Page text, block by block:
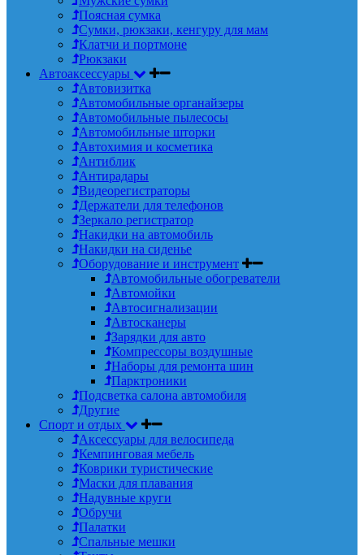
Поясная сумка
Сумки, рюкзаки, кенгуру для мам
Клатчи и портмоне
Рюкзаки
Автоаксессуары
Автовизитка
Автомобильные органайзеры
Автомобильные пылесосы
Автомобильные шторки
Автохимия и косметика
Антиблик
Антирадары
Видеорегистраторы
Держатели для телефонов
Зеркало регистратор
Накидки на автомобиль
Накидки на сиденье
Оборудование и инструмент
Автомобильные обогреватели
Автомойки
Автосигнализации
Автосканеры
Зарядки для авто
Компрессоры воздушные
Наборы для ремонта шин
Парктроники
Подсветка салона автомобиля
Другие
Спорт и отдых
Аксессуары для велосипеда
Кемпинговая мебель
Коврики туристические
Маски для плавания
Надувные круги
Обручи
Палатки
Спальные мешки